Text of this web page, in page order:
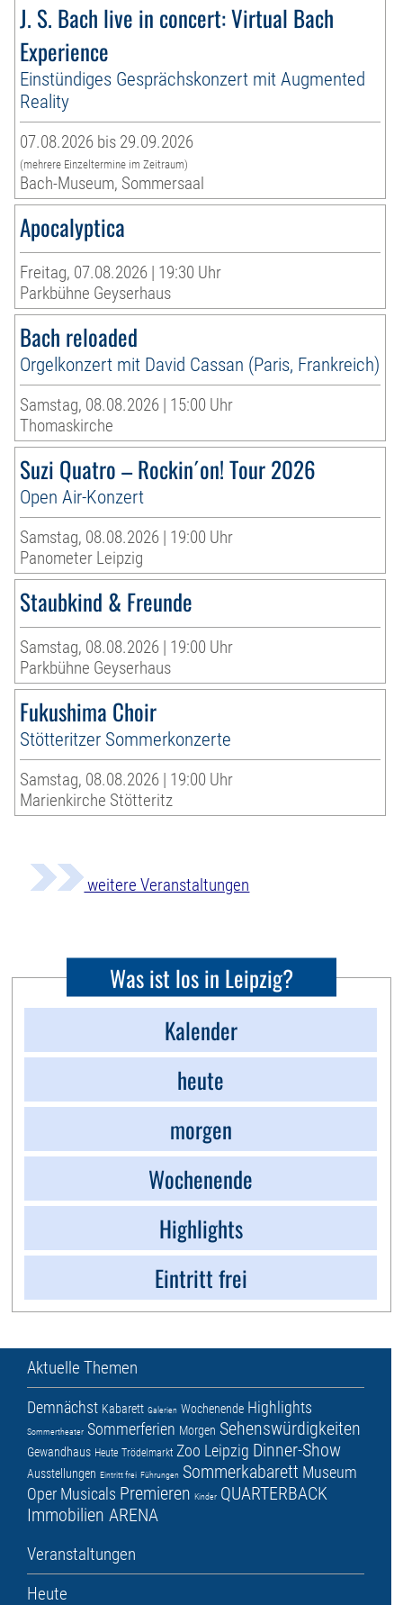
J. S. Bach live in concert: Virtual Bach
Experience
Einstündiges Gesprächskonzert mit Augmented
Reality
07.08.2026 bis 29.09.2026
(mehrere Einzeltermine im Zeitraum)
Bach-Museum, Sommersaal
Apocalyptica
Freitag, 07.08.2026 | 19:30 Uhr
Parkbühne Geyserhaus
Bach reloaded
Orgelkonzert mit David Cassan (Paris, Frankreich)
Samstag, 08.08.2026 | 15:00 Uhr
Thomaskirche
Suzi Quatro – Rockin´on! Tour 2026
Open Air-Konzert
Samstag, 08.08.2026 | 19:00 Uhr
Panometer Leipzig
Staubkind & Freunde
Samstag, 08.08.2026 | 19:00 Uhr
Parkbühne Geyserhaus
Fukushima Choir
Stötteritzer Sommerkonzerte
Samstag, 08.08.2026 | 19:00 Uhr
Marienkirche Stötteritz
weitere Veranstaltungen
Was ist los in Leipzig?
Kalender
heute
morgen
Wochenende
Highlights
Eintritt frei
Aktuelle Themen
Demnächst Kabarett Galerien Wochenende Highlights
Sommertheater Sommerferien Morgen Sehenswürdigkeiten
Gewandhaus Heute Trödelmarkt Zoo Leipzig Dinner-Show
Ausstellungen Eintritt frei Führungen Sommerkabarett Museum
Oper Musicals Premieren Kinder QUARTERBACK
Immobilien ARENA
Veranstaltungen
Heute